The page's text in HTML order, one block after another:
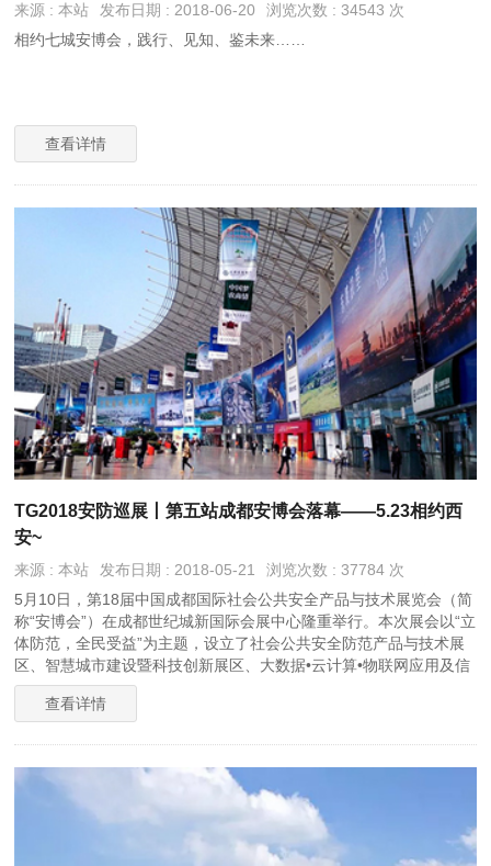
来源 : 本站 发布日期 : 2018-06-20
浏览次数 : 34543 次
相约七城安博会，践行、见知、鉴未来……
查看详情
TG2018安防巡展丨第五站成都安博会落幕——5.23相约西
安~
来源 : 本站 发布日期 : 2018-05-21
浏览次数 : 37784 次
5月10日，第18届中国成都国际社会公共安全产品与技术展览会（简
称“安博会”）在成都世纪城新国际会展中心隆重举行。本次展会以“立
体防范，全民受益”为主题，设立了社会公共安全防范产品与技术展
区、智慧城市建设暨科技创新展区、大数据•云计算•物联网应用及信
息安全展区等五大展区。
查看详情